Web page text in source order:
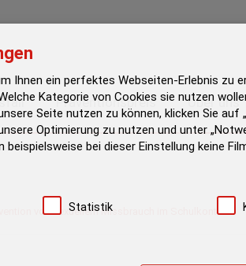
Präventionspreis Über uns
von sexuellem Missbrauch im Schulkontext
Ihnen ein perfektes Webseiten-Erlebnis zu
Kategorie von Cookies sie nutzen
Seite nutzen zu können, klicken Sie
Optimierung zu nutzen und unter
beispielsweise bei dieser Einstellung keine
Statistik